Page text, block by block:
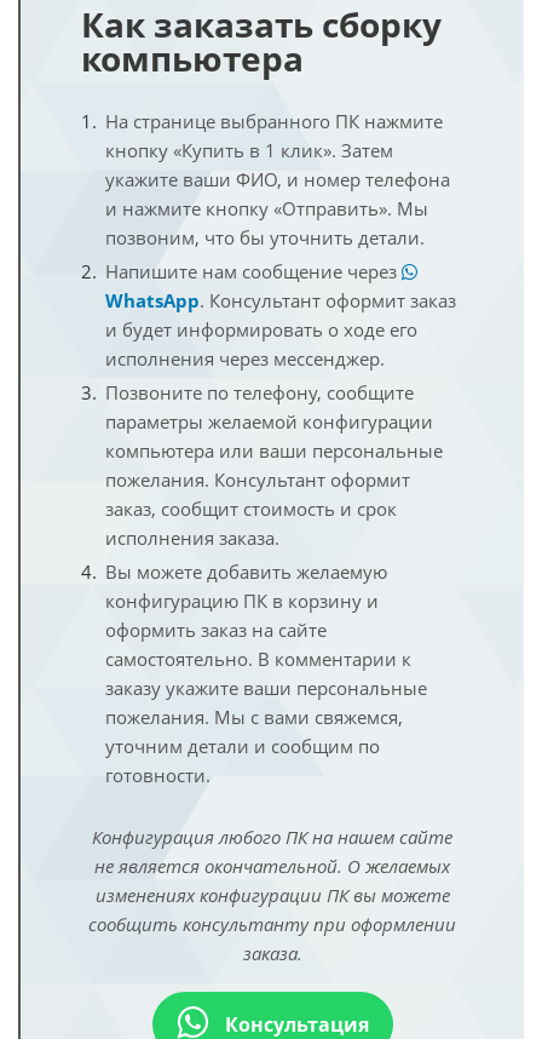
Как заказать сборку
компьютера
На странице выбранного ПК нажмите
кнопку «Купить в 1 клик». Затем
укажите ваши ФИО, и номер телефона
и нажмите кнопку «Отправить». Мы
позвоним, что бы уточнить детали.
Напишите нам сообщение через
WhatsApp. Консультант оформит заказ
и будет информировать о ходе его
исполнения через мессенджер.
Позвоните по телефону, сообщите
параметры желаемой конфигурации
компьютера или ваши персональные
пожелания. Консультант оформит
заказ, сообщит стоимость и срок
исполнения заказа.
Вы можете добавить желаемую
конфигурацию ПК в корзину и
оформить заказ на сайте
самостоятельно. В комментарии к
заказу укажите ваши персональные
пожелания. Мы с вами свяжемся,
уточним детали и сообщим по
готовности.
Конфигурация любого ПК на нашем сайте
не является окончательной. О желаемых
изменениях конфигурации ПК вы можете
сообщить консультанту при оформлении
заказа.
Консультация